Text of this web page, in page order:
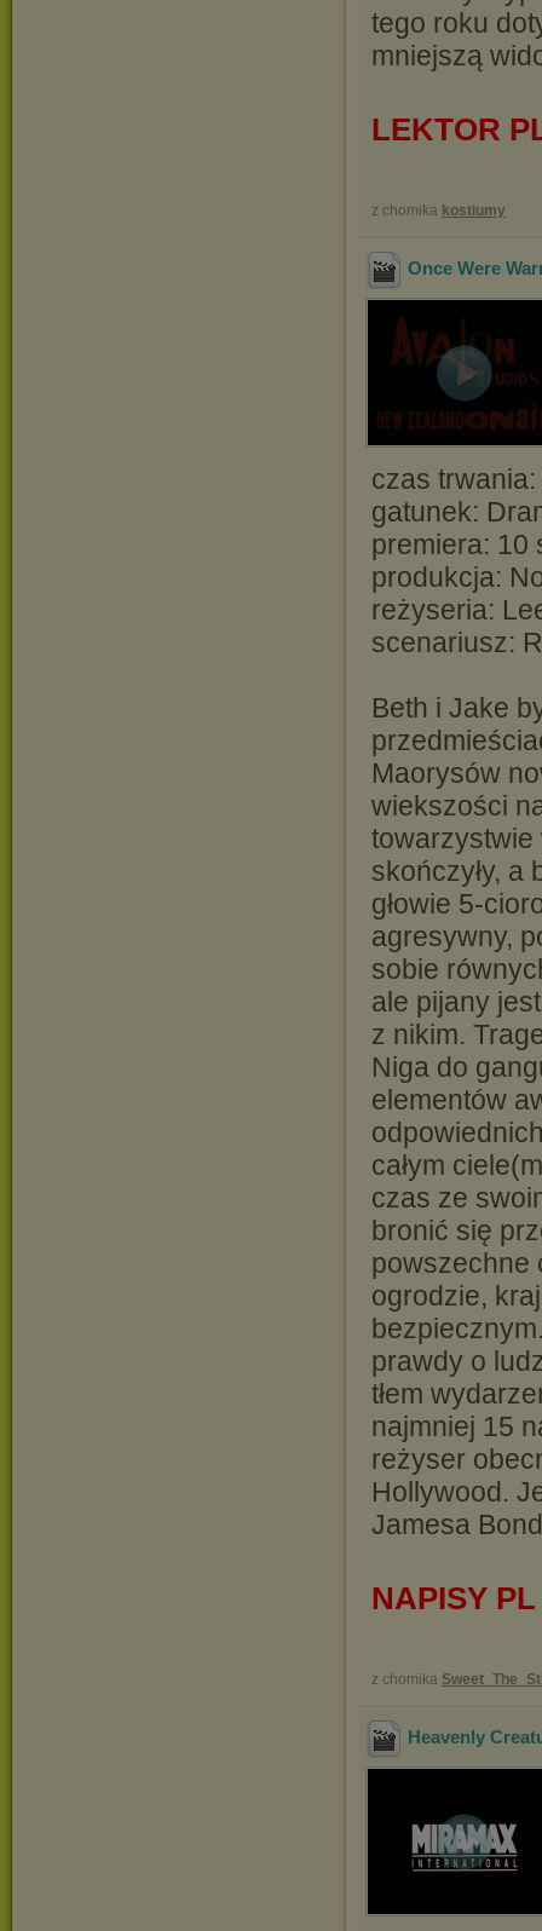
tego roku
mniejszą
LEKTOR
z chomika kostiumy
Once Were
czas
gatunek:
premiera: 10
produkcja:
reżyseria:
scenariusz:
Beth i Jake
Maorysów
wiekszości
towarzystwie
skończyły, a
głowie 5-
agresywny,
sobie
ale pijany
z nikim.
Niga do
elementów
całym
czas ze
bronić się
powszechne
ogrodzie,
prawdy o
tłem
najmniej 15
reżyser
Hollywood.
Jamesa
NAPISY PL
z chomika
Heavenly